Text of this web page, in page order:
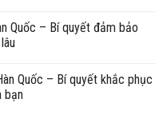
Quốc – Bí quyết đảm bảo
Quốc – Bí quyết khắc phục
bạn